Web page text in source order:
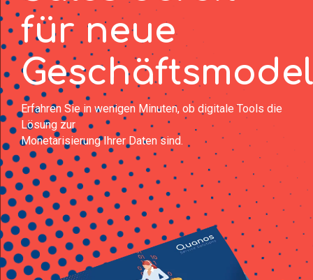
für neue
Erfahren Sie in wenigen Minuten, ob digitale Tools die
Lösung zur
Monetarisierung Ihrer Daten sind.